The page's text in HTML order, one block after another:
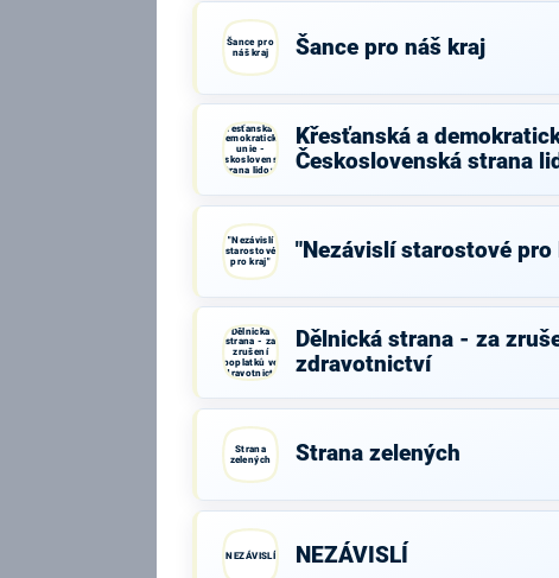
Šance pro
náš kraj
Šance pro náš kraj
Křesťanská a
demokratická
unie -
Československá
strana lidová
Křesťanská a
Československá strana
"Nezávislí
starostové
pro kraj"
"Nezávislí starostové pro
Dělnická
strana - za
zrušení
poplatků ve
zdravotnictví
Dělnická strana - za
zdravotnictví
Strana
zelených
Strana zelených
NEZÁVISLÍ NEZÁVISLÍ